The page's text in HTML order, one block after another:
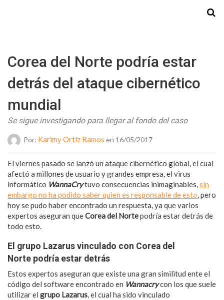
Corea del Norte podría estar
detrás del ataque cibernético
mundial
Se sigue investigando para llegar al fondo del caso
Por: Karimy Ortíz Ramos en 16/05/2017
El viernes pasado se lanzó un ataque cibernético global, el cual
afectó a millones de usuario y grandes empresa, el virus
informático WannaCrytuvo consecuencias inimaginables,sin
embargo no ha podido saber quien es responsable de esto, pero
hoy se pudo haber encontrado un respuesta, ya que varios
expertos aseguran queCorea del Nortepodría estar detrás de
todo esto.
El grupo Lazarus vinculado con Corea del
Norte podría estar detrás
Estos expertos aseguran que existe una gran similitud ente el
código del software encontrado en Wannacrycon los que suele
utilizar el grupo Lazarus, el cual ha sido vinculado